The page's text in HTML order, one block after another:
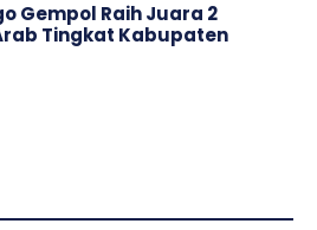
Gempol Raih Juara 2
Tingkat Kabupaten